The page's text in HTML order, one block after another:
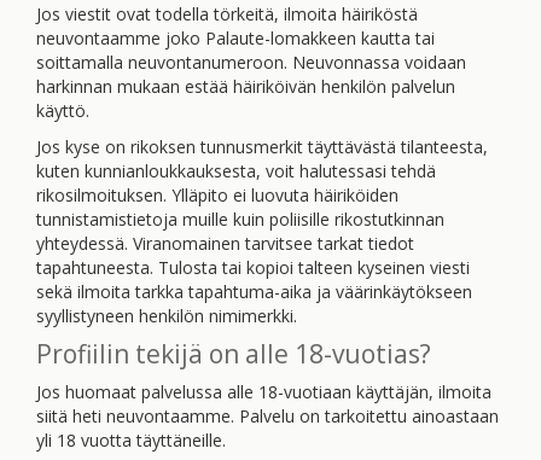
Jos viestit ovat todella törkeitä, ilmoita häiriköstä
neuvontaamme joko Palaute-lomakkeen kautta tai
soittamalla neuvontanumeroon. Neuvonnassa voidaan
harkinnan mukaan estää häiriköivän henkilön palvelun
käyttö.
Jos kyse on rikoksen tunnusmerkit täyttävästä tilanteesta,
kuten kunnianloukkauksesta, voit halutessasi tehdä
rikosilmoituksen. Ylläpito ei luovuta häiriköiden
tunnistamistietoja muille kuin poliisille rikostutkinnan
yhteydessä. Viranomainen tarvitsee tarkat tiedot
tapahtuneesta. Tulosta tai kopioi talteen kyseinen viesti
sekä ilmoita tarkka tapahtuma-aika ja väärinkäytökseen
syyllistyneen henkilön nimimerkki.
Profiilin tekijä on alle 18-vuotias?
Jos huomaat palvelussa alle 18-vuotiaan käyttäjän, ilmoita
siitä heti neuvontaamme. Palvelu on tarkoitettu ainoastaan
yli 18 vuotta täyttäneille.